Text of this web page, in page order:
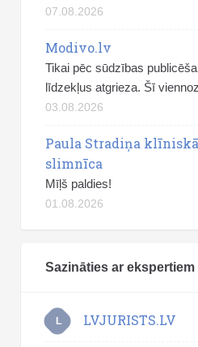
07.08.2026
Modivo.lv
Tikai pēc sūdzības
līdzekļus atgrieza. Šī
03.08.2026
Paula Stradiņa
slimnīca
Mīļš paldies!
01.08.2026
Sazināties ar ekspertiem
L LVJURISTS.LV